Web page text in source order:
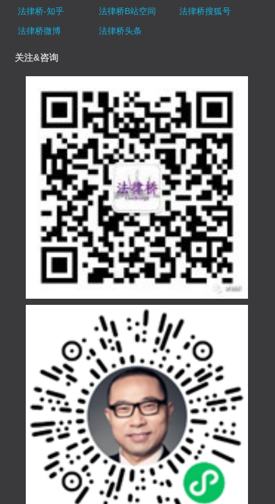
法律桥-知乎
法律桥B站空间
法律桥搜狐号
法律桥微博
法律桥头条
关注&咨询